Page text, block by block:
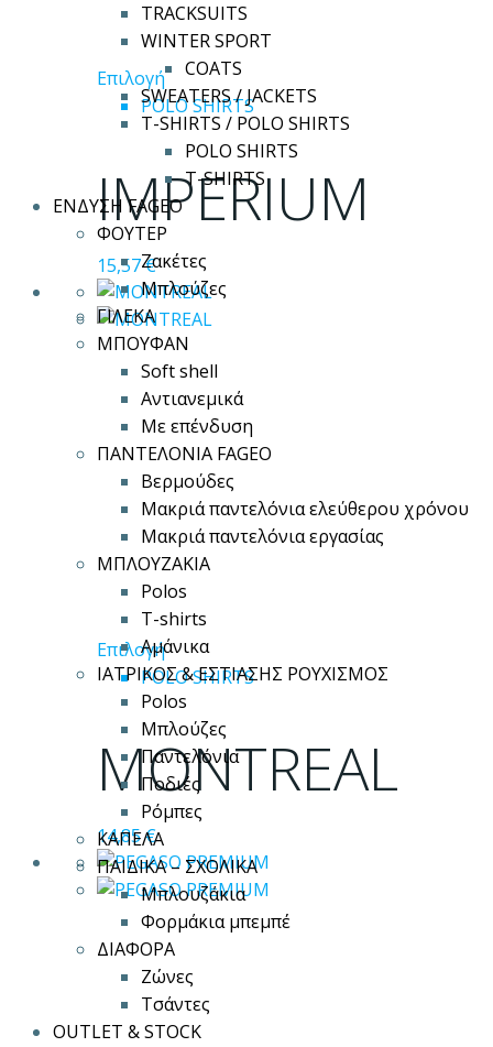
TRACKSUITS
WINTER SPORT
COATS
SWEATERS / JACKETS
T-SHIRTS / POLO SHIRTS
POLO SHIRTS
T-SHIRTS
ΕΝΔΥΣΗ FAGEO
ΦΟΥΤΕΡ
Ζακέτες
Μπλούζες
ΓΙΛΕΚΑ
ΜΠΟΥΦΑΝ
Soft shell
Αντιανεμικά
Με επένδυση
ΠΑΝΤΕΛΟΝΙΑ FAGEO
Βερμούδες
Μακριά παντελόνια ελεύθερου χρόνου
Μακριά παντελόνια εργασίας
ΜΠΛΟΥΖΑΚΙΑ
Polos
T-shirts
Αμάνικα
ΙΑΤΡΙΚΟΣ & ΕΣΤΙΑΣΗΣ ΡΟΥΧΙΣΜΟΣ
Polos
Μπλούζες
Παντελόνια
Ποδιές
Ρόμπες
ΚΑΠΕΛΑ
ΠΑΙΔΙΚΑ – ΣΧΟΛΙΚΑ
Μπλουζάκια
Φορμάκια μπεμπέ
ΔΙΑΦΟΡΑ
Ζώνες
Τσάντες
OUTLET & STOCK
ΕπιλογήΑυτό
το
προϊόν
έχει
πολλαπλές
παραλλαγές.
Οι
επιλογές
μπορούν
να
επιλεγούν
στη
σελίδα
του
προϊόντος
POLO SHIRTS
IMPERIUM
15,57€
ΕπιλογήΑυτό
το
προϊόν
έχει
πολλαπλές
παραλλαγές.
Οι
μπορούν
να
επιλεγούν
στη
σελίδα
του
προϊόντος
POLO SHIRTS
MONTREAL
14,85€